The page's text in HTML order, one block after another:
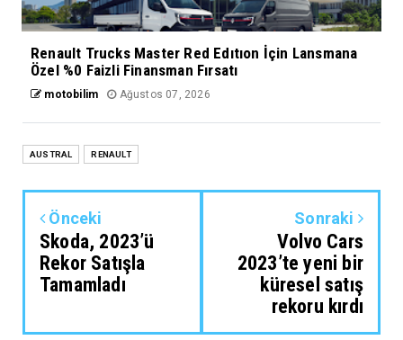
Renault Trucks Master Red Edıtıon İçin Lansmana
Özel %0 Faizli Finansman Fırsatı
motobilim Ağustos 07, 2026
AUSTRAL RENAULT
Önceki
Skoda, 2023’ü
Rekor Satışla
Tamamladı
Sonraki
Volvo Cars
2023’te yeni bir
küresel satış
rekoru kırdı